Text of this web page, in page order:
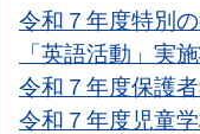
令和７年度特別
「英語活動」実
令和７年度保護
令和７年度児童